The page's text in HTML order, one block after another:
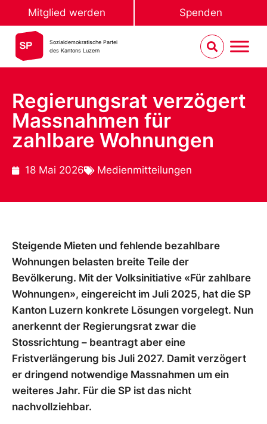
Mitglied werden Spenden
Sozialdemokratische Partei
des Kantons Luzern
Regierungsrat verzögert
Massnahmen für
zahlbare Wohnungen
18 Mai 2026 Medienmitteilungen
Steigende Mieten und fehlende bezahlbare
Wohnungen belasten breite Teile der
Bevölkerung. Mit der Volksinitiative «Für zahlbare
Wohnungen», eingereicht im Juli 2025, hat die SP
Kanton Luzern konkrete Lösungen vorgelegt. Nun
anerkennt der Regierungsrat zwar die
Stossrichtung – beantragt aber eine
Fristverlängerung bis Juli 2027. Damit verzögert
er dringend notwendige Massnahmen um ein
weiteres Jahr. Für die SP ist das nicht
nachvollziehbar.